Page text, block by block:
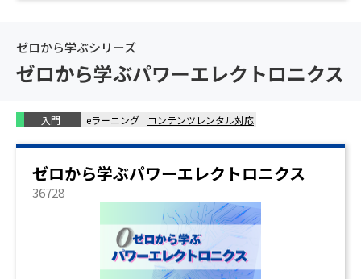
ゼロから学ぶシリーズ
ゼロから学ぶパワーエレクトロニクス
入門 eラーニング コンテンツレンタル対応
ゼロから学ぶパワーエレクトロニクス
36728